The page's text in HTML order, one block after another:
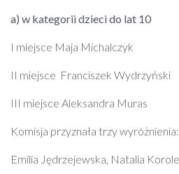
a) w kategorii dzieci do lat 10
I miejsce Maja Michalczyk
II miejsce Franciszek Wydrzyński
III miejsce Aleksandra Muras
Komisja przyznała trzy wyróżnienia:
Emilia Jędrzejewska, Natalia